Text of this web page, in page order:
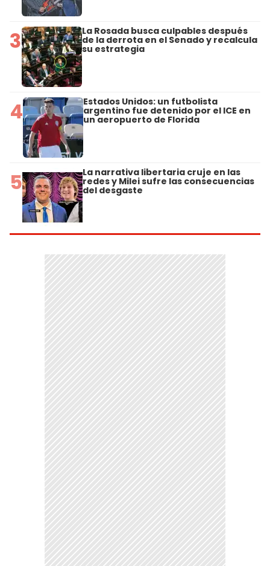
3 La Rosada busca culpables después
de la derrota en el Senado y recalcula
su estrategia
4 Estados Unidos: un futbolista
argentino fue detenido por el ICE en
un aeropuerto de Florida
5 La narrativa libertaria cruje en las
redes y Milei sufre las consecuencias
del desgaste